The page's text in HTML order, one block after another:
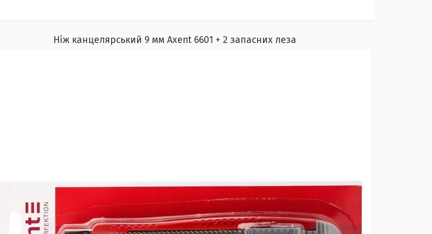
Ніж канцелярський 9 мм Axent 6601 + 2 запасних леза